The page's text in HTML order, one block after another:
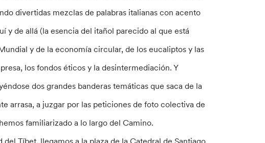
divertidas mezclas de palabras italianas con acento
y de allá (la esencia del itañol parecido al que está
y de la economía circular, de los eucaliptos y las
los fondos éticos y la desintermediación. Y
dos grandes banderas temáticas que saca de la
arrasa, a juzgar por las peticiones de foto colectiva de
familiarizado a lo largo del Camino.